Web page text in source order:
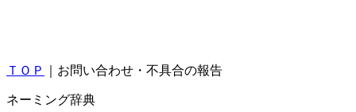
ＴＯＰ ｜お問い合わせ・不具合の報告
ネーミング辞典